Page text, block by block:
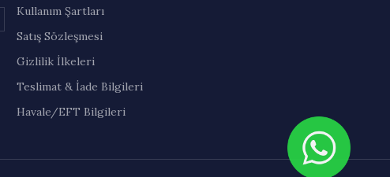
Kullanım Şartları
Satış Sözleşmesi
Gizlilik İlkeleri
Teslimat & İade Bilgileri
Havale/EFT Bilgileri